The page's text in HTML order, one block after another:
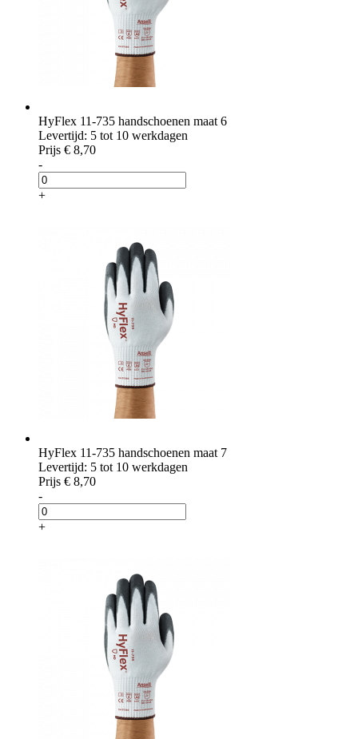
HyFlex 11-735 handschoenen maat 6
Levertijd: 5 tot 10 werkdagen
Prijs € 8,70
-
+
HyFlex 11-735 handschoenen maat 7
Levertijd: 5 tot 10 werkdagen
Prijs € 8,70
-
+